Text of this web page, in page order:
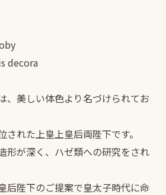
decora
、美しい体色より名づけられてお
れた上皇上皇后両陛下です。
形が深く、ハゼ類への研究をされ
后陛下のご提案で皇太子時代に命